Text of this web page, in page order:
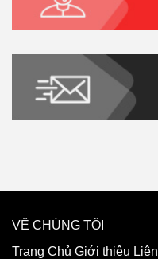
VỀ CHÚNG TÔI
Trang Chủ Giới thiệu Liên